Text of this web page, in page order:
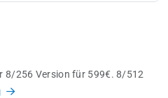
8/256 Version für 599€. 8/512